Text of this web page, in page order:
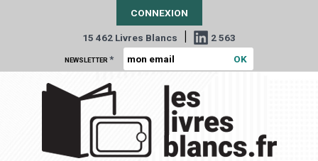
CONNEXION
15 462 Livres Blancs | 2 563
NEWSLETTER *